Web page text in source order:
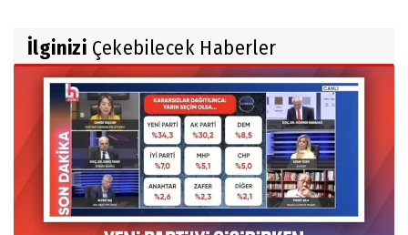
İlginizi Çekebilecek Haberler